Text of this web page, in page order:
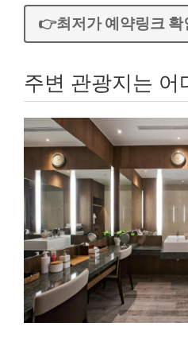
👉최저가 예약링크
주변 관광지는 어